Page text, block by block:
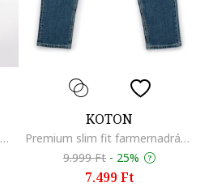
Straight fit farmernadrág, Krémszín
KOTON
Premium slim fit farmernadrág, Púderkék
9.999 Ft - 25%
7.499 Ft